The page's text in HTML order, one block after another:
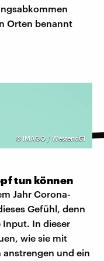
Orten benannt
© IMAGO / Westend61
tun können
Jahr Corona-
Gefühl, denn
Input. In dieser
wie sie mit
anstrengen und ein